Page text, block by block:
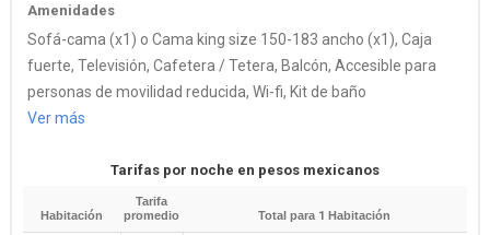
Amenidades
Sofá-cama (x1) o Cama king size 150-183 ancho (x1), Caja
fuerte, Televisión, Cafetera / Tetera, Balcón, Accesible para
personas de movilidad reducida, Wi-fi, Kit de baño
Ver más
Tarifas por noche en pesos mexicanos
Habitación
Tarifa
promedio
Total para 1 Habitación